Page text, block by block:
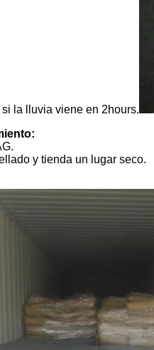
la lluvia viene en 2hours.
y tienda un lugar seco.